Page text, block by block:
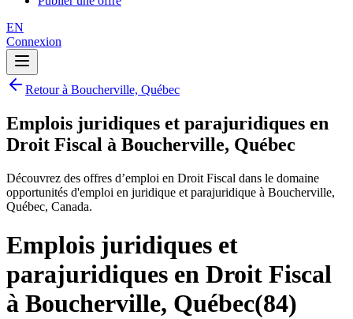
EN
Connexion
Retour à Boucherville, Québec
Emplois juridiques et parajuridiques en
Droit Fiscal à Boucherville, Québec
Découvrez des offres d’emploi en Droit Fiscal dans le domaine
opportunités d'emploi en juridique et parajuridique à Boucherville,
Québec, Canada.
Emplois juridiques et
parajuridiques en Droit Fiscal
à Boucherville, Québec(84)